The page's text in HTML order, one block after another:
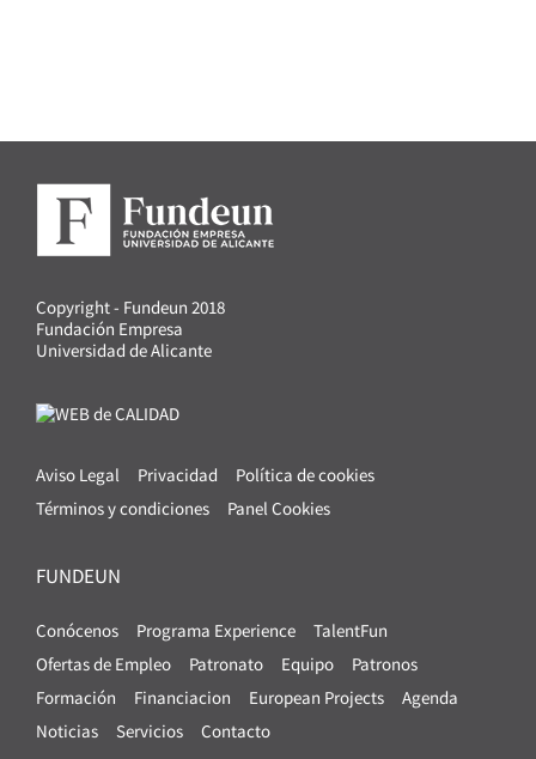
Copyright - Fundeun 2018
Fundación Empresa
Universidad de Alicante
Aviso Legal Privacidad
Política de cookies
Términos y condiciones
Panel Cookies
FUNDEUN
Conócenos Programa Experience
TalentFun
Ofertas de Empleo
Patronato Equipo
Patronos
Formación
Financiacion European Projects
Agenda
Noticias
Servicios Contacto